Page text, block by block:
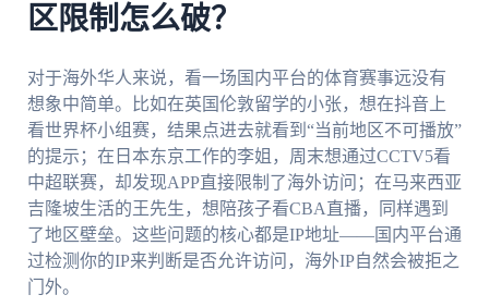
区限制怎么破？
对于海外华人来说，看一场国内平台的体育赛事远没有
想象中简单。比如在英国伦敦留学的小张，想在抖音上
看世界杯小组赛，结果点进去就看到“当前地区不可播放”
的提示；在日本东京工作的李姐，周末想通过CCTV5看
中超联赛，却发现APP直接限制了海外访问；在马来西亚
吉隆坡生活的王先生，想陪孩子看CBA直播，同样遇到
了地区壁垒。这些问题的核心都是IP地址——国内平台通
过检测你的IP来判断是否允许访问，海外IP自然会被拒之
门外。